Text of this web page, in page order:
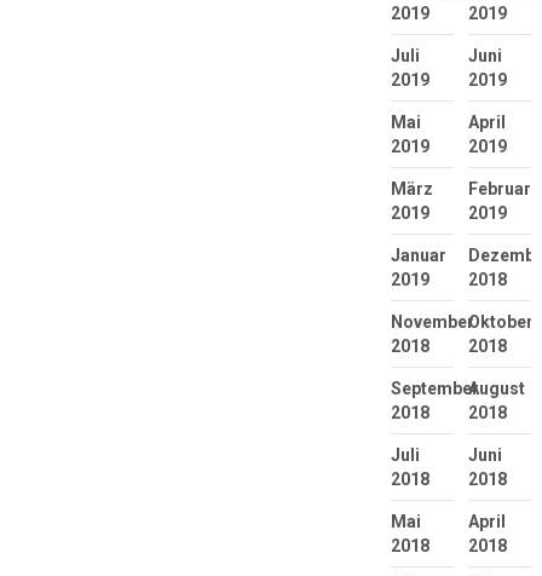
2019
2019
Juli
2019
Juni
2019
Mai
2019
April
2019
März
2019
Februar
2019
Januar
2019
2018
November
2018
Oktober
2018
September
2018
August
2018
Juli
2018
Juni
2018
Mai
2018
April
2018